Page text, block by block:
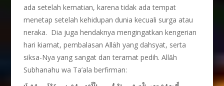
ada setelah kematian, karena tidak ada tempat
menetap setelah kehidupan dunia kecuali surga atau
neraka. Dia juga hendaknya mengingatkan kengerian
hari kiamat, pembalasan Allȃh yang dahsyat, serta
siksa-Nya yang sangat dan teramat pedih. Allȃh
Subhanahu wa Ta’ala berfirman: